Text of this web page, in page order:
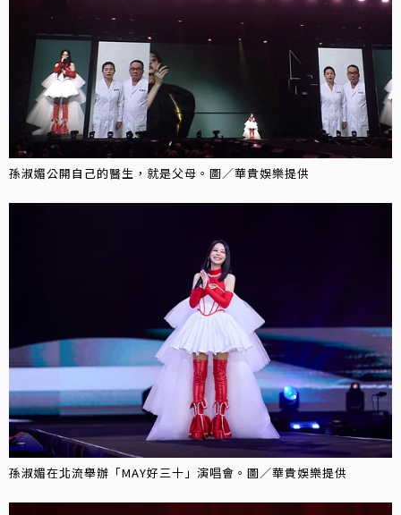
孫淑媚公開自己的醫生，就是父母。圖／華貴娛樂提供
孫淑媚在北流舉辦「MAY好三十」演唱會。圖／華貴娛樂提供